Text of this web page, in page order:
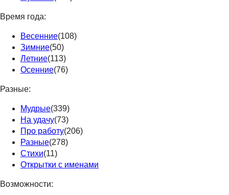
Время года:
Весенние(108)
Зимние(50)
Летние(113)
Осенние(76)
Разные:
Мудрые(339)
На удачу(73)
Про работу(206)
Разные(278)
Стихи(11)
Открытки с именами
Возможности: